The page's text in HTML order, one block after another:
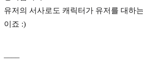
유저의 서사로도 캐릭터가 유저를 대하
이죠 :)